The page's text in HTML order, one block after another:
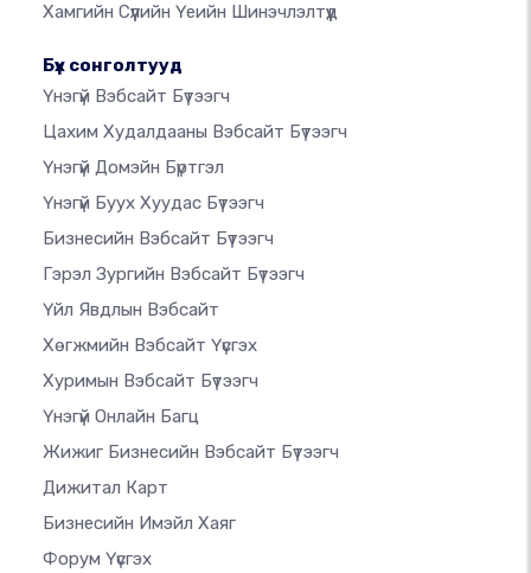
Хамгийн Сүүлийн Үеийн Шинэчлэлтүүд
Бүх сонголтууд
Үнэгүй Вэбсайт Бүтээгч
Цахим Худалдааны Вэбсайт Бүтээгч
Үнэгүй Домэйн Бүртгэл
Үнэгүй Буух Хуудас Бүтээгч
Бизнесийн Вэбсайт Бүтээгч
Гэрэл Зургийн Вэбсайт Бүтээгч
Үйл Явдлын Вэбсайт
Хөгжмийн Вэбсайт Үүсгэх
Хуримын Вэбсайт Бүтээгч
Үнэгүй Онлайн Багц
Жижиг Бизнесийн Вэбсайт Бүтээгч
Дижитал Карт
Бизнесийн Имэйл Хаяг
Форум Үүсгэх